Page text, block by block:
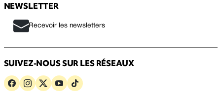
NEWSLETTER
Recevoir les newsletters
SUIVEZ-NOUS SUR LES RÉSEAUX